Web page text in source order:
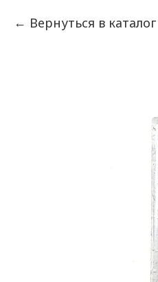
Вернуться в каталог